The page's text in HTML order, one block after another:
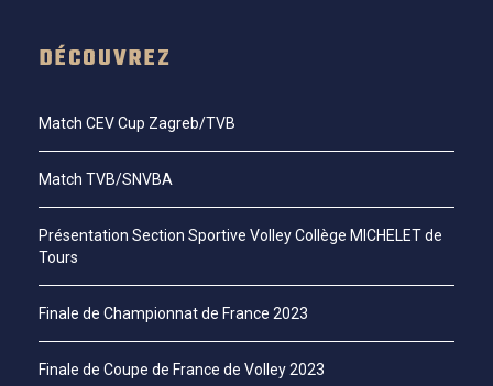
DÉCOUVREZ
Match CEV Cup Zagreb/TVB
Match TVB/SNVBA
Présentation Section Sportive Volley Collège MICHELET de
Tours
Finale de Championnat de France 2023
Finale de Coupe de France de Volley 2023